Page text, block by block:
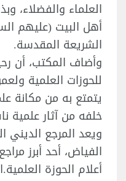
العلماء
أهل البيت (عليهم
الشريعة المقدسة.
وأضاف المكتب، أن
للحوزات العلمية
يتمتع به من مكانة
خلفه من آثار علمية
ويعد المرجع الديني
الفياض، أحد أبرز
أعلام الحوزة